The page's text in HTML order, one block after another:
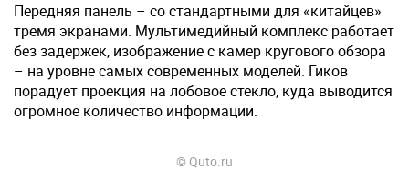
Передняя панель – со стандартными для «китайцев»
тремя экранами. Мультимедийный комплекс работает
без задержек, изображение с камер кругового обзора
– на уровне самых современных моделей. Гиков
порадует проекция на лобовое стекло, куда выводится
огромное количество информации.
© Quto.ru